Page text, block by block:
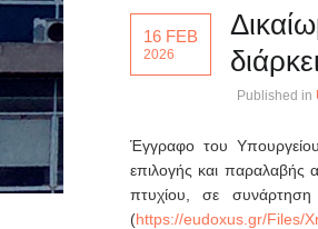
16 FEB
2026
Published in
Έγγραφο του
επιλογής και
πτυχίου, σε
(https://eudoxus.gr/Files/